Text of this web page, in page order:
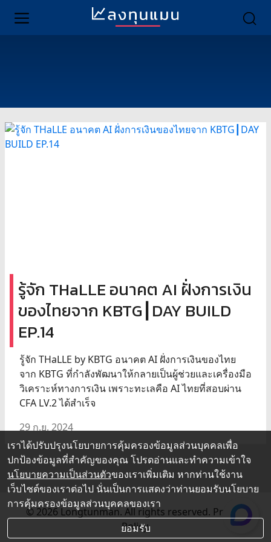
รู้จัก THaLLE อนาคต AI ฝั่งการเงิน
ของไทยจาก KBTG┃DAY BUILD
EP.14
รู้จัก THaLLE by KBTG อนาคต AI ฝั่งการเงินของไทย
จาก KBTG ที่กำลังพัฒนาให้กลายเป็นผู้ช่วยและเครื่องมือ
วิเคราะห์ทางการเงิน เพราะทะเลคือ AI ไทยที่สอบผ่าน
CFA LV.2 ได้สำเร็จ
29 ก.ย. 2024
© 2026 Longtunman. All rights reserved. Privacy
Policy.
เราได้ปรับปรุงนโยบายการคุ้มครองข้อมูลส่วนบุคคลเพื่อ
ปกป้องข้อมูลที่สำคัญของคุณ โปรดอ่านและทำความเข้าใจ
นโยบายความเป็นส่วนตัวของเราเพิ่มเติม หากท่านใช้งาน
เว็บไซต์ของเราต่อไป นั่นเป็นการแสดงว่าท่านยอมรับนโยบาย
การคุ้มครองข้อมูลส่วนบุคคลของเรา
ยอมรับ